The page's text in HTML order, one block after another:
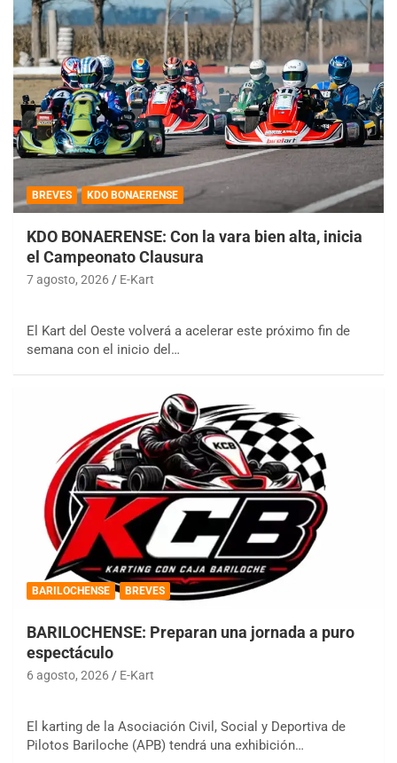
BREVES KDO BONAERENSE
KDO BONAERENSE: Con la vara bien alta, inicia
el Campeonato Clausura
7 agosto, 2026 E-Kart
El Kart del Oeste volverá a acelerar este próximo fin de
semana con el inicio del…
BARILOCHENSE BREVES
BARILOCHENSE: Preparan una jornada a puro
espectáculo
6 agosto, 2026 E-Kart
El karting de la Asociación Civil, Social y Deportiva de
Pilotos Bariloche (APB) tendrá una exhibición…